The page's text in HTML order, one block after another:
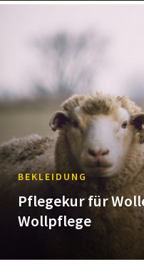
BEKLEIDUNG
Pflegekur für
Wollpflege